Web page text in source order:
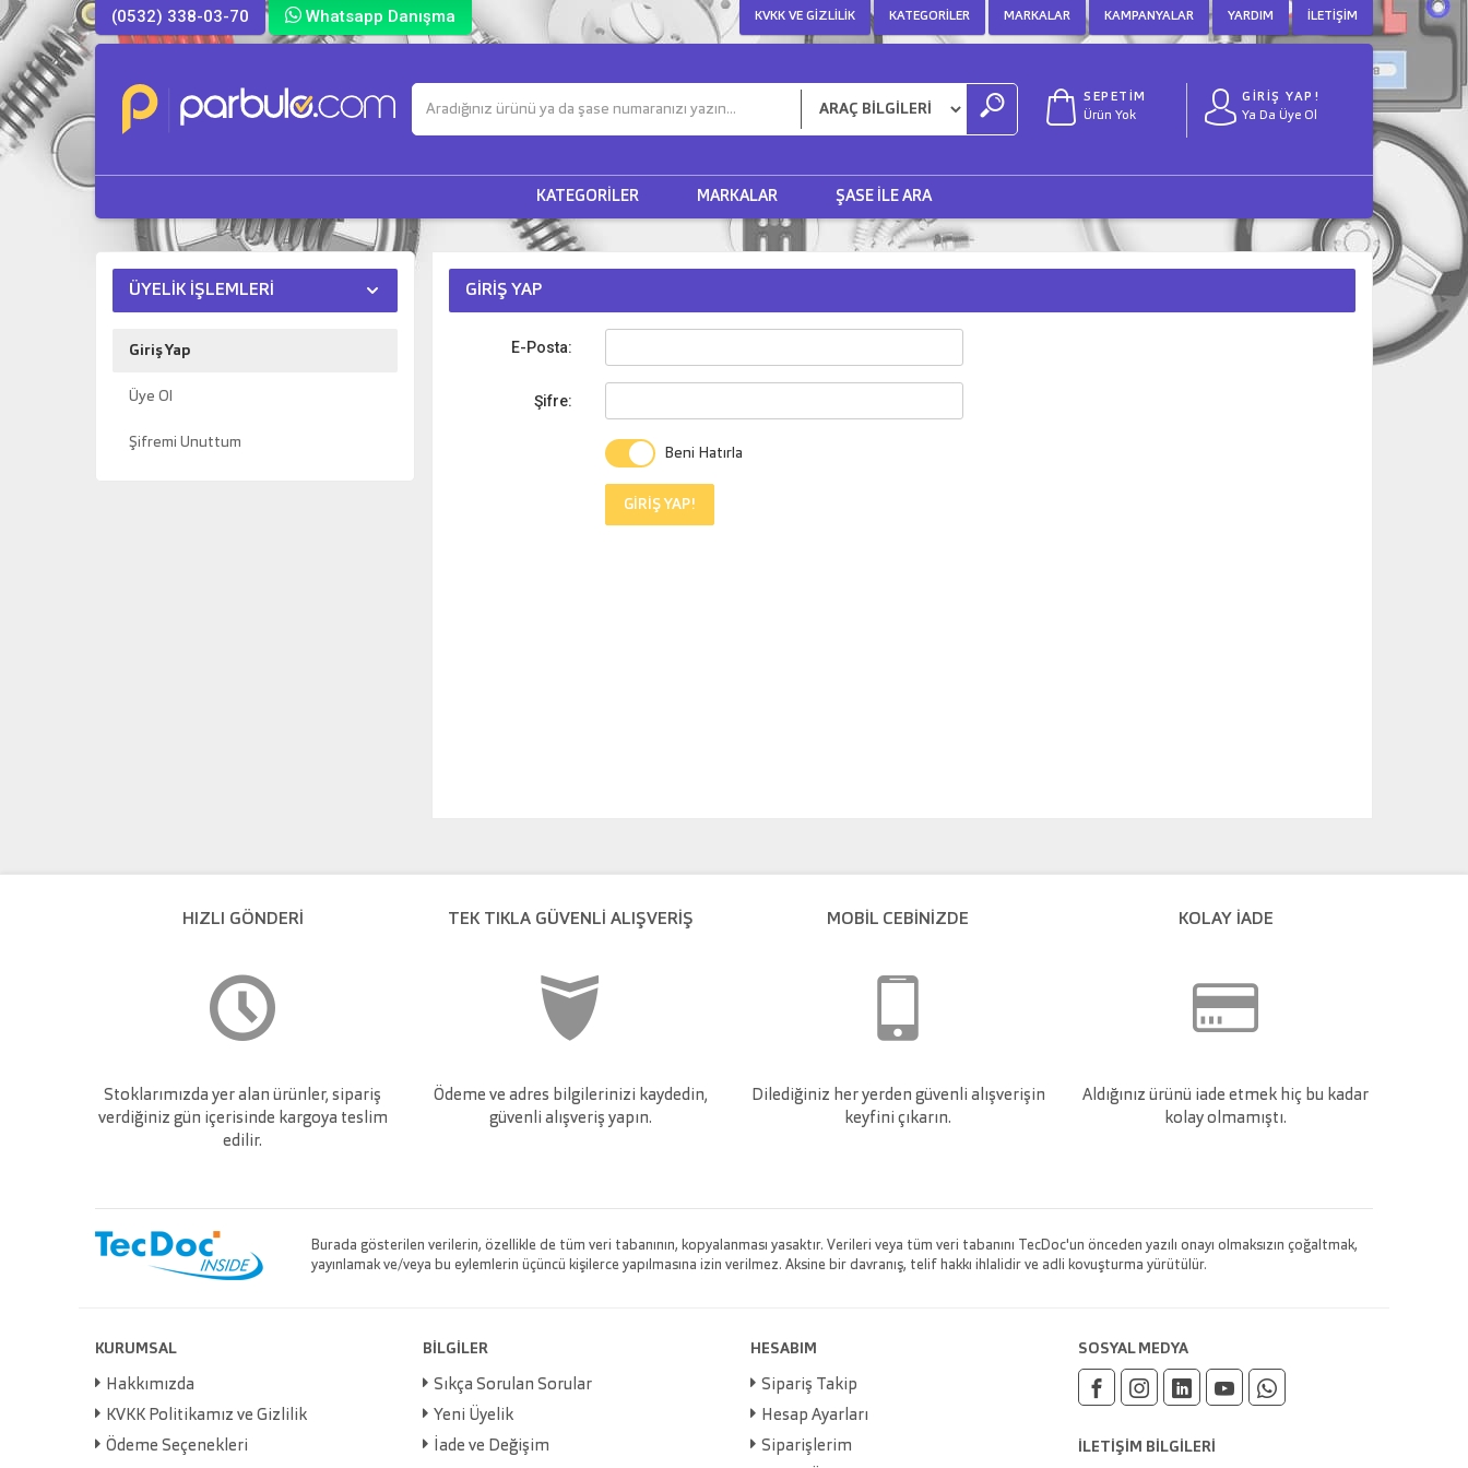
(0532) 338-03-70 Whatsapp Danışma KVKK VE GIZLILIK KATEGORILER MARKALAR KAMPANYALAR YARDIM İLETIŞIM
SEPETİM
Ürün Yok
GİRİŞ YAP!
Ya Da Üye Ol
KATEGORILER MARKALAR ŞASE ILE ARA
ÜYELIK İŞLEMLERI
Giriş Yap
Üye Ol
Şifremi Unuttum
GIRIŞ YAP
E-Posta:
Şifre:
Beni Hatırla
GİRİŞ YAP!
HIZLI GÖNDERİ
Stoklarımızda yer alan ürünler, sipariş
verdiğiniz gün içerisinde kargoya teslim
edilir.
TEK TIKLA GÜVENLI ALIŞVERIŞ
Ödeme ve adres bilgilerinizi kaydedin,
güvenli alışveriş yapın.
MOBİL CEBİNİZDE
Dilediğiniz her yerden güvenli alışverişin
keyfini çıkarın.
KOLAY İADE
Aldığınız ürünü iade etmek hiç bu kadar
kolay olmamıştı.
Burada gösterilen verilerin, özellikle de tüm veri tabanının, kopyalanması yasaktır. Verileri veya tüm veri tabanını TecDoc'un önceden yazılı onayı olmaksızın çoğaltmak,
yayınlamak ve/veya bu eylemlerin üçüncü kişilerce yapılmasına izin verilmez. Aksine bir davranış, telif hakkı ihlalidir ve adli kovuşturma yürütülür.
KURUMSAL
Hakkımızda
KVKK Politikamız ve Gizlilik
Ödeme Seçenekleri
BİLGİLER
Sıkça Sorulan Sorular
Yeni Üyelik
İade ve Değişim
HESABIM
Sipariş Takip
Hesap Ayarları
Siparişlerim
SOSYAL MEDYA
İLETİŞİM BİLGİLERİ